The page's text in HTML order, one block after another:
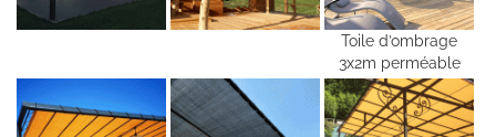
Toile d’ombrage
3x2m perméable